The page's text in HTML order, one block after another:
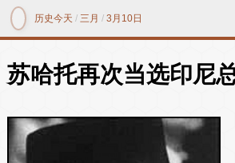
历史今天 /三月 /3月10日
苏哈托再次当选印尼